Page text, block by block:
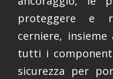
proteggere e
cerniere,
tutti i
sicurezza per